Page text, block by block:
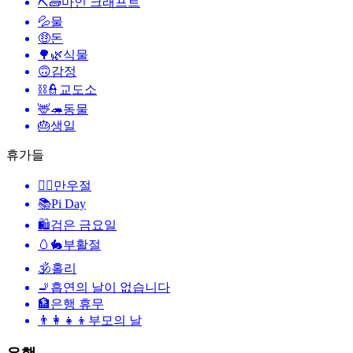
💦물
🤑돈
🌳🌿식물
🙃감정
⛓️👮 교도소
🦌🦔동물
🎂생일
휴가들
🙆‍♂️만우절
📚Pi Day
🛍검은 금요일
🥚🐇부활절
🕉홀리
🚬 흡연의 날이 없습니다
🏦은행 휴무
👨‍👩‍👧‍👦 부모의 날